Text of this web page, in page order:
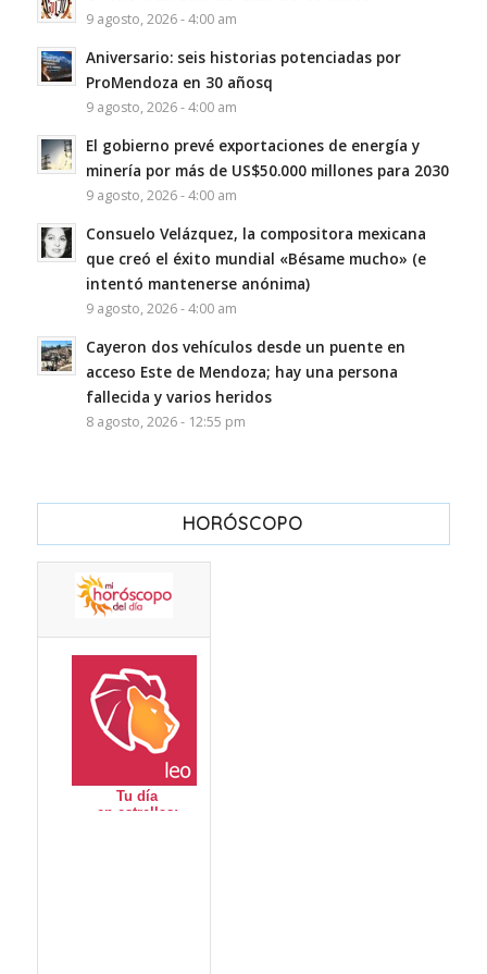
9 agosto, 2026 - 4:00 am
Aniversario: seis historias potenciadas por
ProMendoza en 30 añosq
9 agosto, 2026 - 4:00 am
El gobierno prevé exportaciones de energía y
minería por más de US$50.000 millones para 2030
9 agosto, 2026 - 4:00 am
Consuelo Velázquez, la compositora mexicana
que creó el éxito mundial «Bésame mucho» (e
intentó mantenerse anónima)
9 agosto, 2026 - 4:00 am
Cayeron dos vehículos desde un puente en
acceso Este de Mendoza; hay una persona
fallecida y varios heridos
8 agosto, 2026 - 12:55 pm
HORÓSCOPO